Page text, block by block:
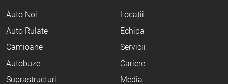
Auto Noi
Auto Rulate
Camioane
Autobuze
Suprastructuri
Locații
Echipa
Servicii
Cariere
Media